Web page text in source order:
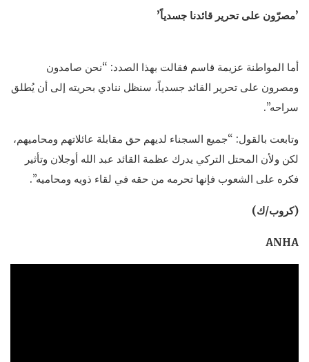
’مصرّون على تحرير قائدنا جسدياً’
أما المواطنة عزيمة قاسم فقالت بهذا الصدد: “نحن صامدون
ومصرون على تحرير القائد جسدياً، سنظل ننادي بحريته إلى أن يُطلق
سراحه”.
وتابعت بالقول: “جميع السجناء لديهم حق مقابلة عائلاتهم ومحاميهم،
لكن ولأن المحتل التركي يدرك عظمة القائد عبد الله أوجلان وتأثير
فكره على الشعوب فإنها تحرمه من حقه في لقاء ذويه ومحاميه”.
(كروب/ك)
ANHA